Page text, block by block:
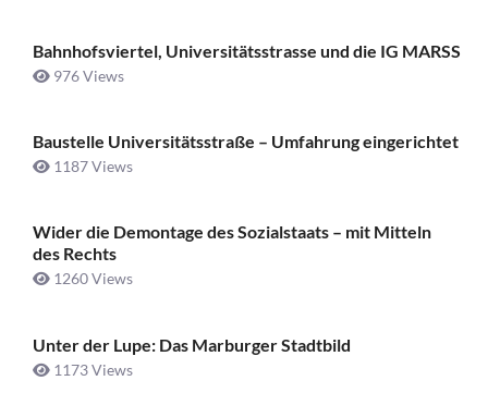
Bahnhofsviertel, Universitätsstrasse und die IG MARSS
976 Views
Baustelle Universitätsstraße ­– Umfahrung eingerichtet
1187 Views
Wider die Demontage des Sozialstaats – mit Mitteln
des Rechts
1260 Views
Unter der Lupe: Das Marburger Stadtbild
1173 Views